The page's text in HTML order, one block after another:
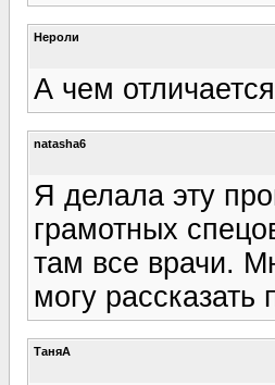
Нероли
А чем
natasha6
Я делала эту
грамотных
там все врачи.
могу
ТаняА